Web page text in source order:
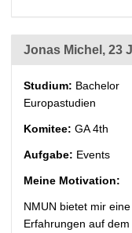
Jonas Michel, 23
Studium: Bachelor
Europastudien
Komitee: GA 4th
Aufgabe: Events
Meine Motivation:
NMUN bietet mir
Erfahrungen auf